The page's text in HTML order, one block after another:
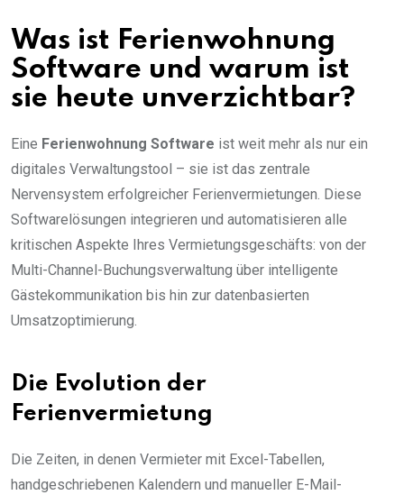
Was ist Ferienwohnung
Software und warum ist
sie heute unverzichtbar?
Eine Ferienwohnung Software ist weit mehr als nur ein
digitales Verwaltungstool – sie ist das zentrale
Nervensystem erfolgreicher Ferienvermietungen. Diese
Softwarelösungen integrieren und automatisieren alle
kritischen Aspekte Ihres Vermietungsgeschäfts: von der
Multi-Channel-Buchungsverwaltung über intelligente
Gästekommunikation bis hin zur datenbasierten
Umsatzoptimierung.
Die Evolution der
Ferienvermietung
Die Zeiten, in denen Vermieter mit Excel-Tabellen,
handgeschriebenen Kalendern und manueller E-Mail-